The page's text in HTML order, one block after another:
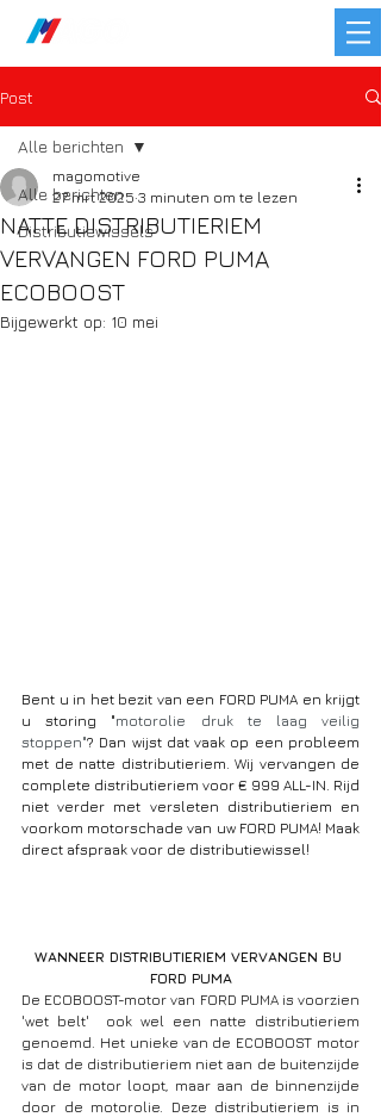
Post
Alle berichten
Distributiewissels
Alle berichten
NATTE DISTRIBUTIERIEM
VERVANGEN FORD PUMA
ECOBOOST
magomotive
27 mrt 2025 3 minuten om te lezen
Bijgewerkt op: 10 mei
Bent u in het bezit van een FORD PUMA en krijgt
u storing "motorolie druk te laag veilig
stoppen"? Dan wijst dat vaak op een probleem
met de natte distributieriem. Wij vervangen de
complete distributieriem voor € 999 ALL-IN. Rijd
niet verder met versleten distributieriem en
voorkom motorschade van uw FORD PUMA! Maak
direct afspraak voor de distributiewissel!
WANNEER DISTRIBUTIERIEM VERVANGEN BIJ
FORD PUMA
De ECOBOOST-motor van FORD PUMA is voorzien
'wet belt'  ook wel een natte distributieriem
genoemd. Het unieke van de ECOBOOST motor
is dat de distributieriem niet aan de buitenzijde
van de motor loopt, maar aan de binnenzijde
door de motorolie. Deze distributieriem is in